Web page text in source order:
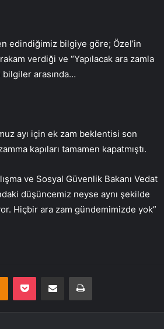
edindiğimiz bilgiye göre; Özel’in
verdiği ve “Yapılacak ara zamla
arasında…
ayı için ek zam beklentisi son
kapıları tamamen kapatmıştı.
ve Sosyal Güvenlik Bakanı Vedat
düşüncemiz neyse aynı şekilde
Hiçbir ara zam gündemimizde yok”
Odnoklassniki
Pocket E-Posta ile paylaş Yazdır